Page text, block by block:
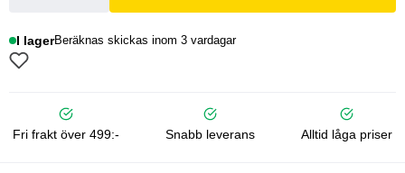
I lagerBeräknas skickas inom 3 vardagar
Fri frakt över 499:- Snabb leverans Alltid låga priser